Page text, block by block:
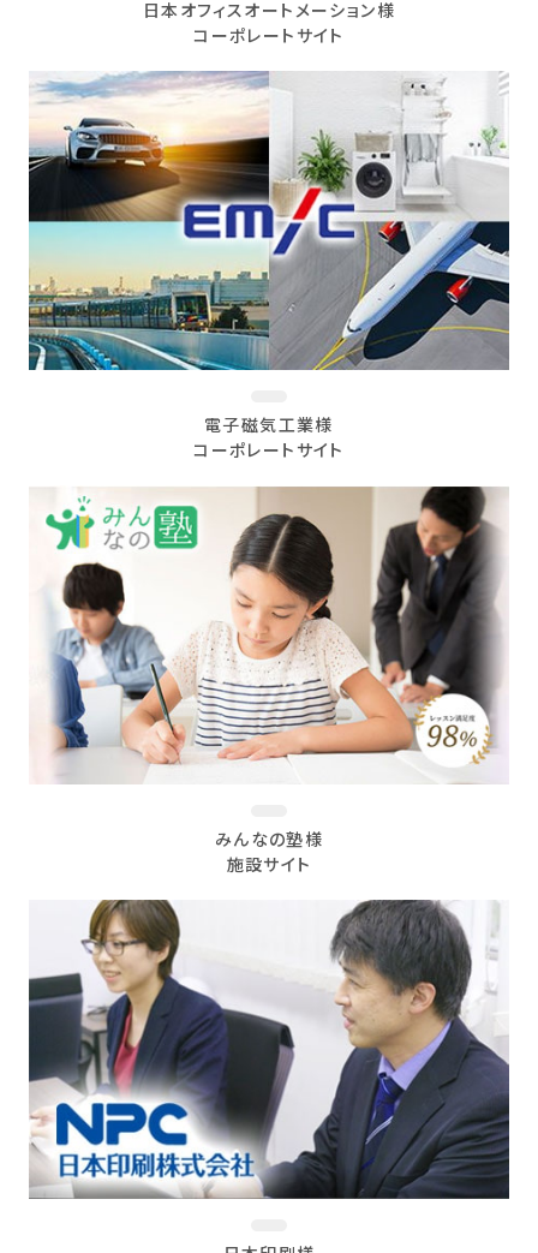
日本オフィスオートメーション様
コーポレートサイト
電子磁気工業様
コーポレートサイト
みんなの塾様
施設サイト